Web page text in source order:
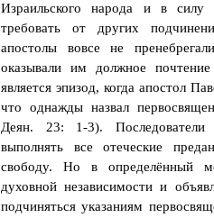
Израильского народа и в силу
требовать от других
апостолы вовсе не
оказывали им должное
является эпизод, когда апостол
что однажды назвал
Деян. 23: 1-3). Последователи
выполнять все отеческие
свободу. Но в определённый
духовной независимости и
подчиняться указаниям